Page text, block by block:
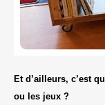
Et d’ailleurs, c’est
ou les jeux ?